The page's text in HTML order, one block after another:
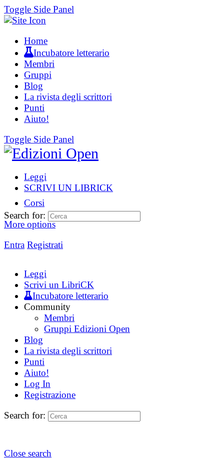
Toggle Side Panel
Home
Incubatore letterario
Membri
Gruppi
Blog
La rivista degli scrittori
Punti
Aiuto!
Toggle Side Panel
Leggi
SCRIVI UN LIBRICK
Corsi
More options
Entra Registrati
Search for:
Leggi
Scrivi un LibriCK
Incubatore letterario
Community
Membri
Gruppi Edizioni Open
Blog
La rivista degli scrittori
Punti
Aiuto!
Log In
Registrazione
Search for:
Close search